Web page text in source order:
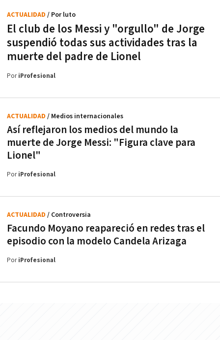
El club de los Messi y "orgullo" de Jorge
suspendió todas sus actividades tras la
muerte del padre de Lionel
ACTUALIDAD / Por luto
PoriProfesional
Así reflejaron los medios del mundo la
muerte de Jorge Messi: "Figura clave para
Lionel"
ACTUALIDAD / Medios internacionales
PoriProfesional
Facundo Moyano reapareció en redes tras el
episodio con la modelo Candela Arizaga
ACTUALIDAD / Controversia
PoriProfesional